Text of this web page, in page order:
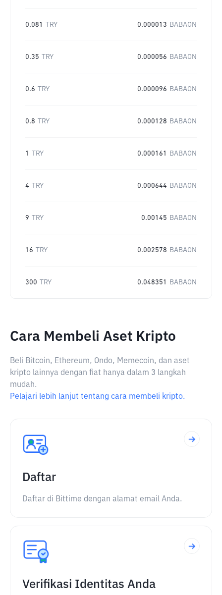
0.081 TRY 0.000013 BABAON
0.35 TRY 0.000056 BABAON
0.6 TRY 0.000096 BABAON
0.8 TRY 0.000128 BABAON
1 TRY 0.000161 BABAON
4 TRY 0.000644 BABAON
9 TRY 0.00145 BABAON
16 TRY 0.002578 BABAON
300 TRY 0.048351 BABAON
Cara Membeli Aset Kripto
Beli Bitcoin, Ethereum, Ondo, Memecoin, dan aset
kripto lainnya dengan fiat hanya dalam 3 langkah
mudah.
Pelajari lebih lanjut tentang cara membeli kripto.
Daftar
Daftar di Bittime dengan alamat email Anda.
Verifikasi Identitas Anda